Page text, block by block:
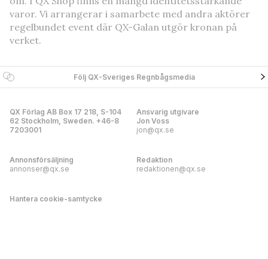
varor. Vi arrangerar i samarbete med andra aktörer
regelbundet event där QX-Galan utgör kronan på
verket.
Följ QX-Sveriges Regnbågsmedia
QX Förlag AB Box 17 218, S-104
62 Stockholm, Sweden. +46-8
7203001
Ansvarig utgivare
Jon Voss
jon@qx.se
Annonsförsäljning
annonser@qx.se
Redaktion
redaktionen@qx.se
Hantera cookie-samtycke